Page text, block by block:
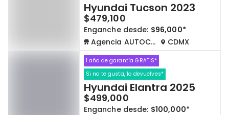
Hyundai Tucson 2023
$479,100
Enganche desde: $96,000*
Agencia AUTOCOM
CDMX
1 año de garantía GRATIS*
Si no te gusta, lo devuelves*
Hyundai Elantra 2025
$499,000
Enganche desde: $100,000*